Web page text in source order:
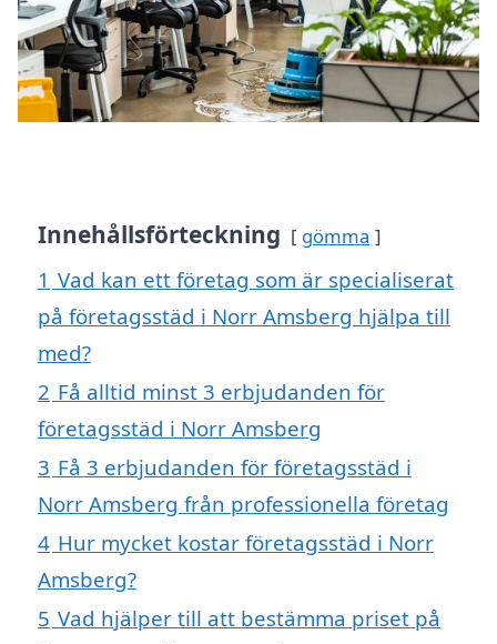
Innehållsförteckning gömma
1 Vad kan ett företag som är specialiserat
på företagsstäd i Norr Amsberg hjälpa till
med?
2 Få alltid minst 3 erbjudanden för
företagsstäd i Norr Amsberg
3 Få 3 erbjudanden för företagsstäd i
Norr Amsberg från professionella företag
4 Hur mycket kostar företagsstäd i Norr
Amsberg?
5 Vad hjälper till att bestämma priset på